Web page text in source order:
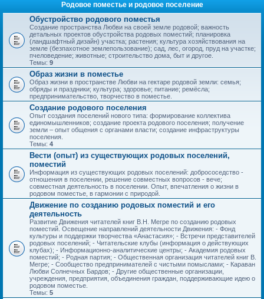
Родовое поместье и родовое поселение
Обустройство родового поместья
Создание пространства Любви на своей земле родовой; важность
детальных проектов обустройства родовых поместий; планировка
(ландшафтный дизайн) участка; растения; культура хозяйствования на
земле (безпахотное землепользование); сад, лес, огород, пруд на участке;
пчеловедение; животные; строительство дома, быт и другое.
Темы: 9
Образ жизни в поместье
Образ жизни в пространстве Любви на гектаре родовой земли: семья;
обряды и праздники; культура; здоровье; питание; ремёсла;
предпринимательство, творчество в поместье.
Создание родового поселения
Опыт создания поселений нового типа: формирование коллектива
единомышленников; создание проекта родового поселения; получение
земли – опыт общения с органами власти; создание инфраструктуры
поселения.
Темы: 4
Вести (опыт) из существующих родовых поселений,
поместий
Информация из существующих родовых поселений: добрососедство -
отношения в поселении, решение совместных вопросов - вече;
совместная деятельность в поселении. Опыт, впечатления о жизни в
родовом поместье, в гармонии с природой.
Движение по созданию родовых поместий и его
деятельность
Развитие Движения читателей книг В.Н. Мегре по созданию родовых
поместий. Освещение направлений деятельности Движения: - Фонд
культуры и поддержки творчества «Анастасия»; - Встречи представителей
родовых поселений; - Читательские клубы (информация о действующих
клубах); - Информационно-аналитические центры; - Академия родовых
поместий; - Родная партия; - Общественная организация читателей книг В.
Мегре; - Сообщество предпринимателей с чистыми помыслами; - Караван
Любви Солнечных Бардов; - Другие общественные организации,
учреждения, предприятия, объединения граждан, поддерживающие идею о
родовом поместье.
Темы: 5